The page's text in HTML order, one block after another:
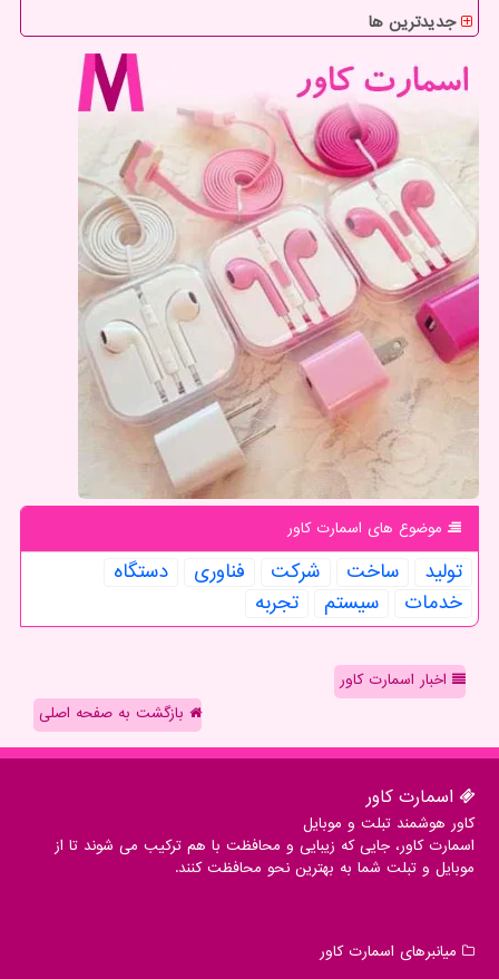
جدیدترین ها
موضوع های اسمارت كاور
تولید ساخت شركت فناوری
دستگاه
خدمات
سیستم تجربه
اخبار اسمارت کاور
بازگشت به صفحه اصلی
اسمارت كاور
کاور هوشمند تبلت و موبایل
اسمارت کاور، جایی که زیبایی و محافظت با هم ترکیب می شوند تا از
موبایل و تبلت شما به بهترین نحو محافظت کنند.
میانبرهای اسمارت كاور